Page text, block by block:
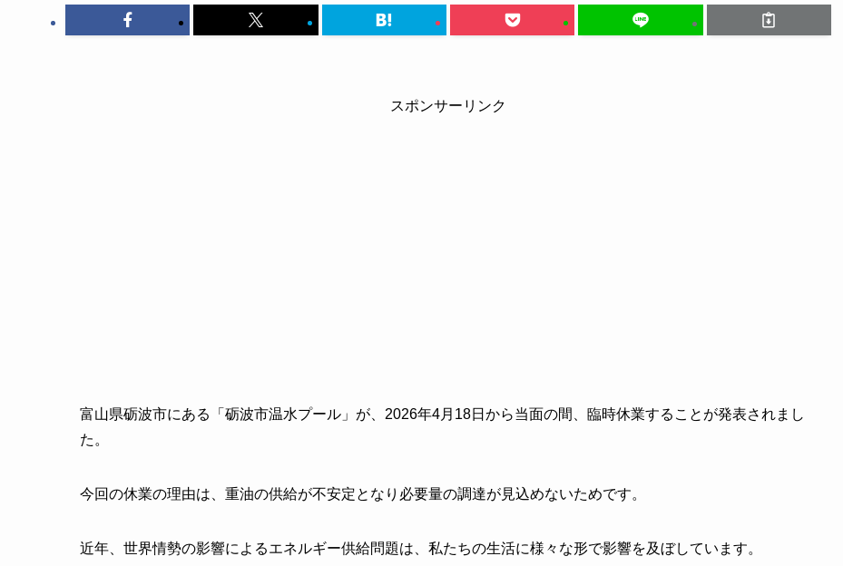
スポンサーリンク
富山県砺波市にある「砺波市温水プール」が、2026年4月18日から当面の間、臨時休業することが発表されまし
た。
今回の休業の理由は、重油の供給が不安定となり必要量の調達が見込めないためです。
近年、世界情勢の影響によるエネルギー供給問題は、私たちの生活に様々な形で影響を及ぼしています。